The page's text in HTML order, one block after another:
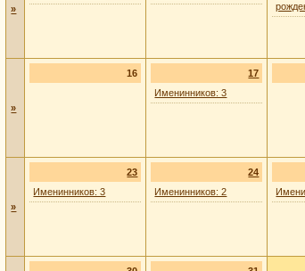
»
»
16
17
Именинников: 3
»
23
Именинников: 3
24
Именинников: 2